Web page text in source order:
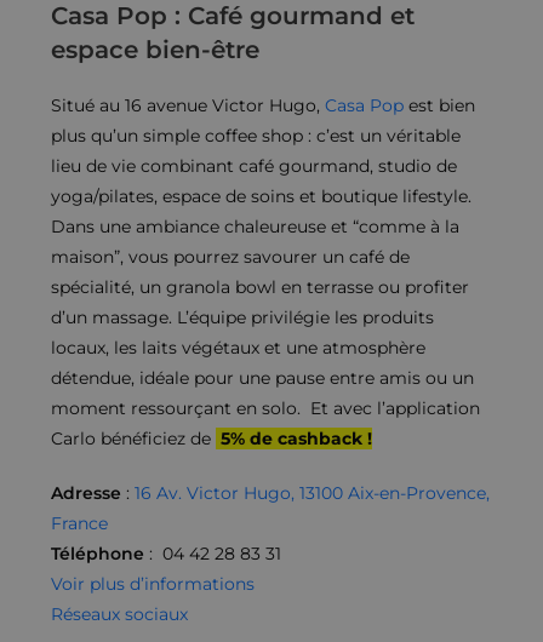
Casa Pop : Café gourmand et
espace bien-être
Situé au 16 avenue Victor Hugo,Casa Pop est bien
plus qu’un simple coffee shop : c’est un véritable
lieu de vie combinant café gourmand, studio de
yoga/pilates, espace de soins et boutique lifestyle.
Dans une ambiance chaleureuse et “comme à la
maison”, vous pourrez savourer un café de
spécialité, un granola bowl en terrasse ou profiter
d’un massage. L’équipe privilégie les produits
locaux, les laits végétaux et une atmosphère
détendue, idéale pour une pause entre amis ou un
moment ressourçant en solo. Et avec l’application
Carlo bénéficiez de 5% de cashback !
Adresse :16 Av. Victor Hugo, 13100 Aix-en-Provence,
France
Téléphone : 04 42 28 83 31
Voir plus d’informations
Réseaux sociaux